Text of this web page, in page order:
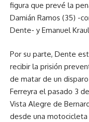
figura que prevé la
Damián Ramos (35) -
Dente- y Emanuel
Por su parte, Dente
recibir la prisión
de matar de un
Ferreyra el pasado 3
Vista Alegre de
desde una